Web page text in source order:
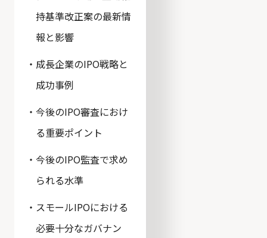
持基準改正案の最新情
報と影響
成長企業のIPO戦略と
成功事例
今後のIPO審査におけ
る重要ポイント
今後のIPO監査で求め
られる水準
スモールIPOにおける
必要十分なガバナン